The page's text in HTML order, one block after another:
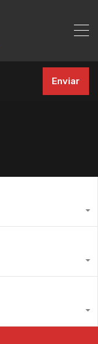
Enviar